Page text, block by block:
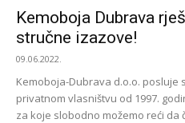
Kemoboja Dubrava
stručne izazove!
09.06.2022.
Kemoboja-Dubrava d.o.o. posluje
privatnom vlasništvu od 1997.
za koje slobodno možemo reći da